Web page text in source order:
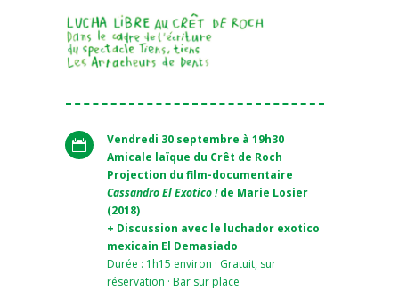

Vendredi 30 septembre à 19h30
Amicale laïque du Crêt de Roch
Projection du film-documentaire
Cassandro El Exotico !de Marie Losier
(2018)
+ Discussion avec le luchador exotico
mexicain El Demasiado
Durée : 1h15 environ · Gratuit, sur
réservation · Bar sur place